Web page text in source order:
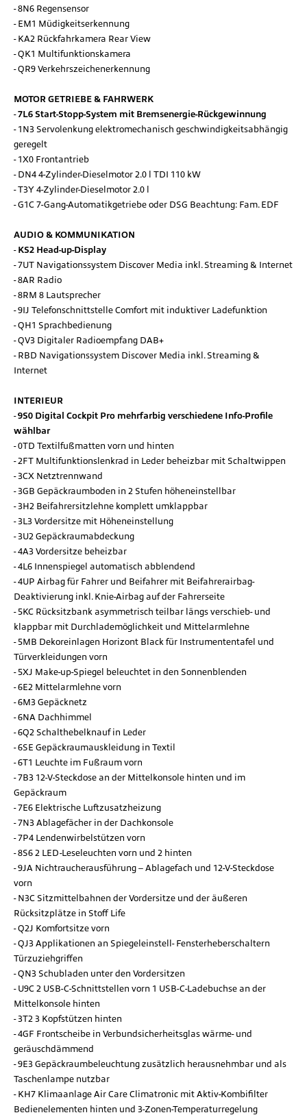
8N6 Regensensor
EM1 Müdigkeitserkennung
KA2 Rückfahrkamera Rear View
QK1 Multifunktionskamera
QR9 Verkehrszeichenerkennung
MOTOR GETRIEBE & FAHRWERK
7L6 Start-Stopp-System mit Bremsenergie-Rückgewinnung
1N3 Servolenkung elektromechanisch geschwindigkeitsabhängig
geregelt
1X0 Frontantrieb
DN4 4-Zylinder-Dieselmotor 2.0 l TDI 110 kW
T3Y 4-Zylinder-Dieselmotor 2.0 l
G1C 7-Gang-Automatikgetriebe oder DSG Beachtung: Fam. EDF
AUDIO & KOMMUNIKATION
KS2 Head-up-Display
7UT Navigationssystem Discover Media inkl. Streaming & Internet
8AR Radio
8RM 8 Lautsprecher
9IJ Telefonschnittstelle Comfort mit induktiver Ladefunktion
QH1 Sprachbedienung
QV3 Digitaler Radioempfang DAB+
RBD Navigationssystem Discover Media inkl. Streaming &
Internet
INTERIEUR
9S0 Digital Cockpit Pro mehrfarbig verschiedene Info-Profile
wählbar
0TD Textilfußmatten vorn und hinten
2FT Multifunktionslenkrad in Leder beheizbar mit Schaltwippen
3CX Netztrennwand
3GB Gepäckraumboden in 2 Stufen höheneinstellbar
3H2 Beifahrersitzlehne komplett umklappbar
3L3 Vordersitze mit Höheneinstellung
3U2 Gepäckraumabdeckung
4A3 Vordersitze beheizbar
4L6 Innenspiegel automatisch abblendend
4UP Airbag für Fahrer und Beifahrer mit Beifahrerairbag-
Deaktivierung inkl. Knie-Airbag auf der Fahrerseite
5KC Rücksitzbank asymmetrisch teilbar längs verschieb- und
klappbar mit Durchlademöglichkeit und Mittelarmlehne
5MB Dekoreinlagen Horizont Black für Instrumententafel und
Türverkleidungen vorn
5XJ Make-up-Spiegel beleuchtet in den Sonnenblenden
6E2 Mittelarmlehne vorn
6M3 Gepäcknetz
6NA Dachhimmel
6Q2 Schalthebelknauf in Leder
6SE Gepäckraumauskleidung in Textil
6T1 Leuchte im Fußraum vorn
7B3 12-V-Steckdose an der Mittelkonsole hinten und im
Gepäckraum
7E6 Elektrische Luftzusatzheizung
7N3 Ablagefächer in der Dachkonsole
7P4 Lendenwirbelstützen vorn
8S6 2 LED-Leseleuchten vorn und 2 hinten
9JA Nichtraucherausführung – Ablagefach und 12-V-Steckdose
vorn
N3C Sitzmittelbahnen der Vordersitze und der äußeren
Rücksitzplätze in Stoff Life
Q2J Komfortsitze vorn
QJ3 Applikationen an Spiegeleinstell- Fensterheberschaltern
Türzuziehgriffen
QN3 Schubladen unter den Vordersitzen
U9C 2 USB-C-Schnittstellen vorn 1 USB-C-Ladebuchse an der
Mittelkonsole hinten
3T2 3 Kopfstützen hinten
4GF Frontscheibe in Verbundsicherheitsglas wärme- und
geräuschdämmend
9E3 Gepäckraumbeleuchtung zusätzlich herausnehmbar und als
Taschenlampe nutzbar
KH7 Klimaanlage Air Care Climatronic mit Aktiv-Kombifilter
Bedienelementen hinten und 3-Zonen-Temperaturregelung